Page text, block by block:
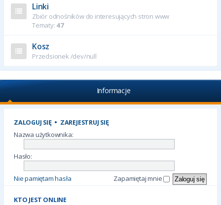
Linki
Zbiór odnośników do interesujących stron www
Tematy: 47
Kosz
Przedsionek /dev/null
Informacje
ZALOGUJ SIĘ• ZAREJESTRUJ SIĘ
Nazwa użytkownika:
Hasło:
Nie pamiętam hasła Zapamiętaj mnie
KTO JEST ONLINE